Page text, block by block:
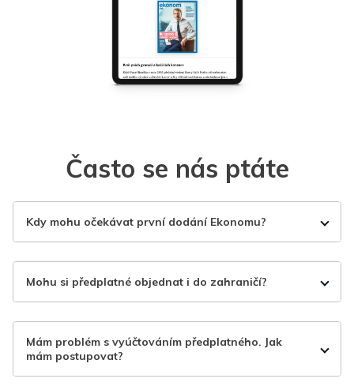
Často se nás ptáte
Kdy mohu očekávat první dodání Ekonomu?
Mohu si předplatné objednat i do zahraničí?
Mám problém s vyúčtováním předplatného. Jak
mám postupovat?